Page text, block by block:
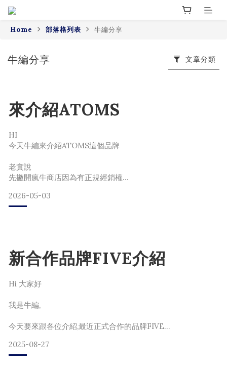
Home 部落格列表 牛編分享
牛編分享 文章分類
來介紹ATOMS
HI
今天牛編來介紹ATOMS這個品牌
老實說
先撇開瘋牛商店因為有正規經銷權
天地良心
話說瘋牛商店在日本也算合作不少的品牌
阿牛也跟各方原廠打過交道
（負面的我們就不多說了）
以ATOMS來說
【有扎實的實力,以及不斷精益求精態度】
我很喜歡ATOMS
2026-05-03
新合作品牌FIVE介紹
Hi 大家好
我是牛編,
今天要來跟各位介紹,最近正式合作的品牌FIVE
2025-08-27